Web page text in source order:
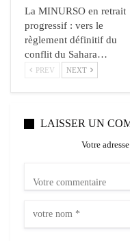
La MINURSO en retrait
progressif : vers le
règlement définitif du
conflit du Sahara…
PREV NEXT
LAISSER UN
Votre